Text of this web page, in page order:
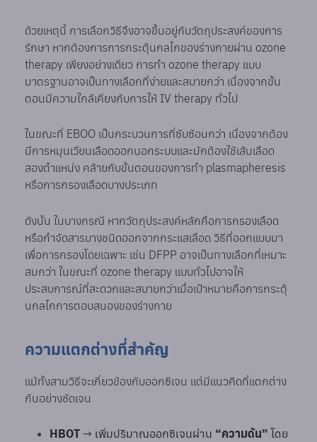
ด้วยเหตุนี้ การเลือกวิธีจึงอาจขึ้นอยู่กับวัตถุประสงค์ของการ
รักษา หากต้องการการกระตุ้นกลไกของร่างกายผ่าน ozone
therapy เพียงอย่างเดียว การทำ ozone therapy แบบ
มาตรฐานอาจเป็นทางเลือกที่ง่ายและสบายกว่า เนื่องจากขั้น
ตอนมีความใกล้เคียงกับการให้ IV therapy ทั่วไป
ในขณะที่ EBOO เป็นกระบวนการที่ซับซ้อนกว่า เนื่องจากต้อง
มีการหมุนเวียนเลือดออกนอกระบบและมักต้องใช้เส้นเลือด
สองตำแหน่ง คล้ายกับขั้นตอนของการทำ plasmapheresis
หรือการกรองเลือดบางประเภท
ดังนั้น ในบางกรณี หากวัตถุประสงค์หลักคือการกรองเลือด
หรือกำจัดสารบางชนิดออกจากกระแสเลือด วิธีที่ออกแบบมา
เพื่อการกรองโดยเฉพาะ เช่น DFPP อาจเป็นทางเลือกที่เหมาะ
สมกว่า ในขณะที่ ozone therapy แบบทั่วไปอาจให้
ประสบการณ์ที่สะดวกและสบายกว่าเมื่อเป้าหมายคือการกระตุ้
นกลไกการตอบสนองของร่างกาย
ความแตกต่างที่สำคัญ
แม้ทั้งสามวิธีจะเกี่ยวข้องกับออกซิเจน แต่มีแนวคิดที่แตกต่าง
กันอย่างชัดเจน
HBOT → เพิ่มปริมาณออกซิเจนผ่าน “ความดัน” โดย